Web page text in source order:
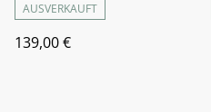
AUSVERKAUFT
139,00 €